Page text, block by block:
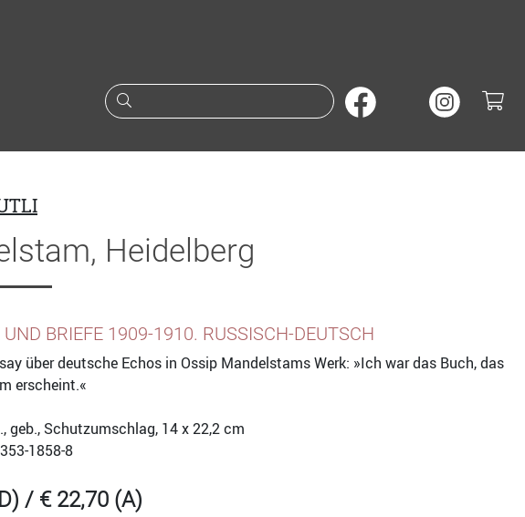
Suche nach Büchern oder
Heidelberg
UND BRIEFE 1909-1910. RUSSISCH-DEUTSCH
über deutsche Echos in Ossip Mandelstams Werk: »Ich war das Buch, das
erscheint.«
geb., Schutzumschlag, 14 x 22,2 cm
1858-8
/ € 22,70 (A)